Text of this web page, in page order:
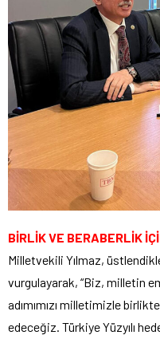
BİRLİK VE BERABERLİK
Milletvekili Yılmaz,
vurgulayarak, “Biz, milletin
adımımızı milletimizle
edeceğiz. Türkiye Yüzyılı